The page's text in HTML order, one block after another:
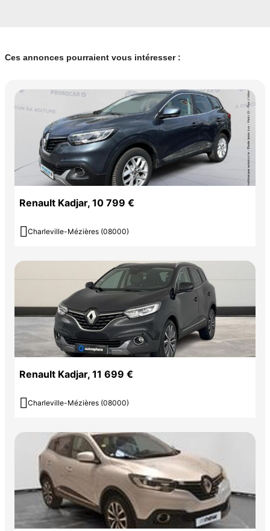
Ces annonces pourraient vous intéresser :
Renault Kadjar, 10 799 €
 Charleville-Mézières (08000)
Renault Kadjar, 11 699 €
 Charleville-Mézières (08000)